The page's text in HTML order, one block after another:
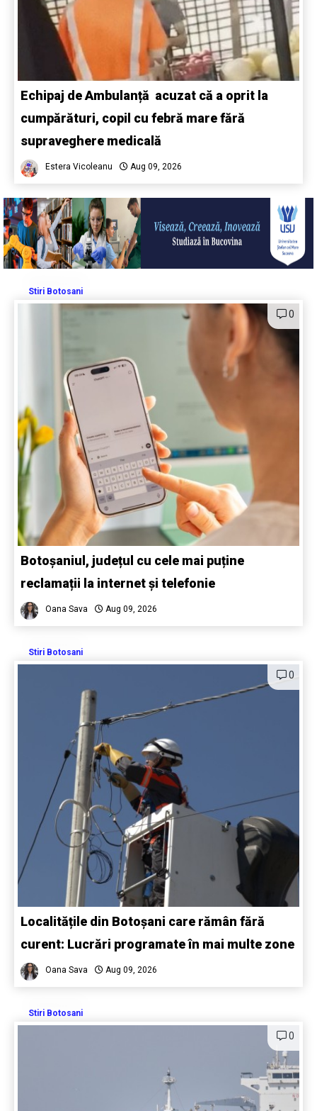
Echipaj de Ambulanță acuzat că a oprit la
cumpărături, copil cu febră mare fără
supraveghere medicală
Estera Vicoleanu Aug 09, 2026
Stiri Botosani
0
Botoșaniul, județul cu cele mai puține
reclamații la internet și telefonie
Oana Sava Aug 09, 2026
Stiri Botosani
0
Localitățile din Botoșani care rămân fără
curent: Lucrări programate în mai multe zone
Oana Sava Aug 09, 2026
Stiri Botosani
0